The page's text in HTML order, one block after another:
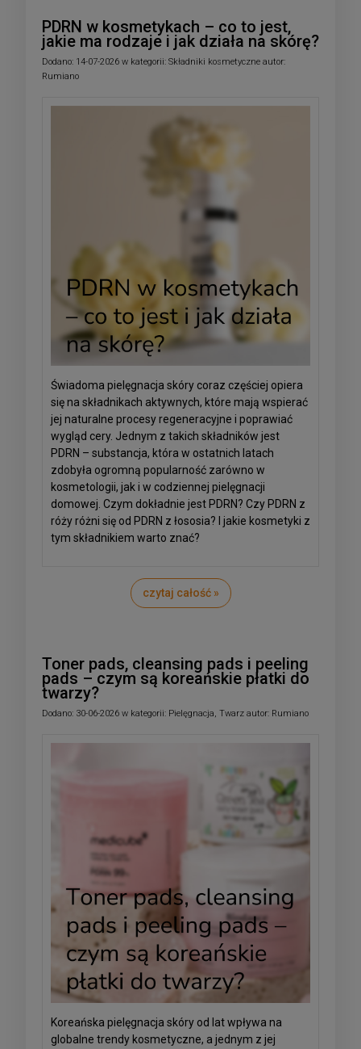
PDRN w kosmetykach – co to jest,
jakie ma rodzaje i jak działa na skórę?
Dodano: 14-07-2026 w kategorii: Składniki kosmetyczne autor:
Rumiano
Świadoma pielęgnacja skóry coraz częściej opiera
się na składnikach aktywnych, które mają wspierać
jej naturalne procesy regeneracyjne i poprawiać
wygląd cery. Jednym z takich składników jest
PDRN – substancja, która w ostatnich latach
zdobyła ogromną popularność zarówno w
kosmetologii, jak i w codziennej pielęgnacji
domowej. Czym dokładnie jest PDRN? Czy PDRN z
róży różni się od PDRN z łososia? I jakie kosmetyki z
tym składnikiem warto znać?
czytaj całość »
Toner pads, cleansing pads i peeling
pads – czym są koreańskie płatki do
twarzy?
Dodano: 30-06-2026 w kategorii: Pielęgnacja, Twarz autor: Rumiano
Koreańska pielęgnacja skóry od lat wpływa na
globalne trendy kosmetyczne, a jednym z jej